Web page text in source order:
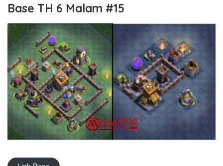
Base TH 6 Malam #15